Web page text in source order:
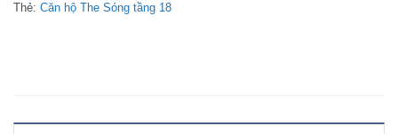
Thẻ: Căn hộ The Sóng tầng 18